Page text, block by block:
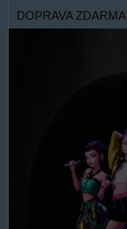
DOPRAVA ZDARMA